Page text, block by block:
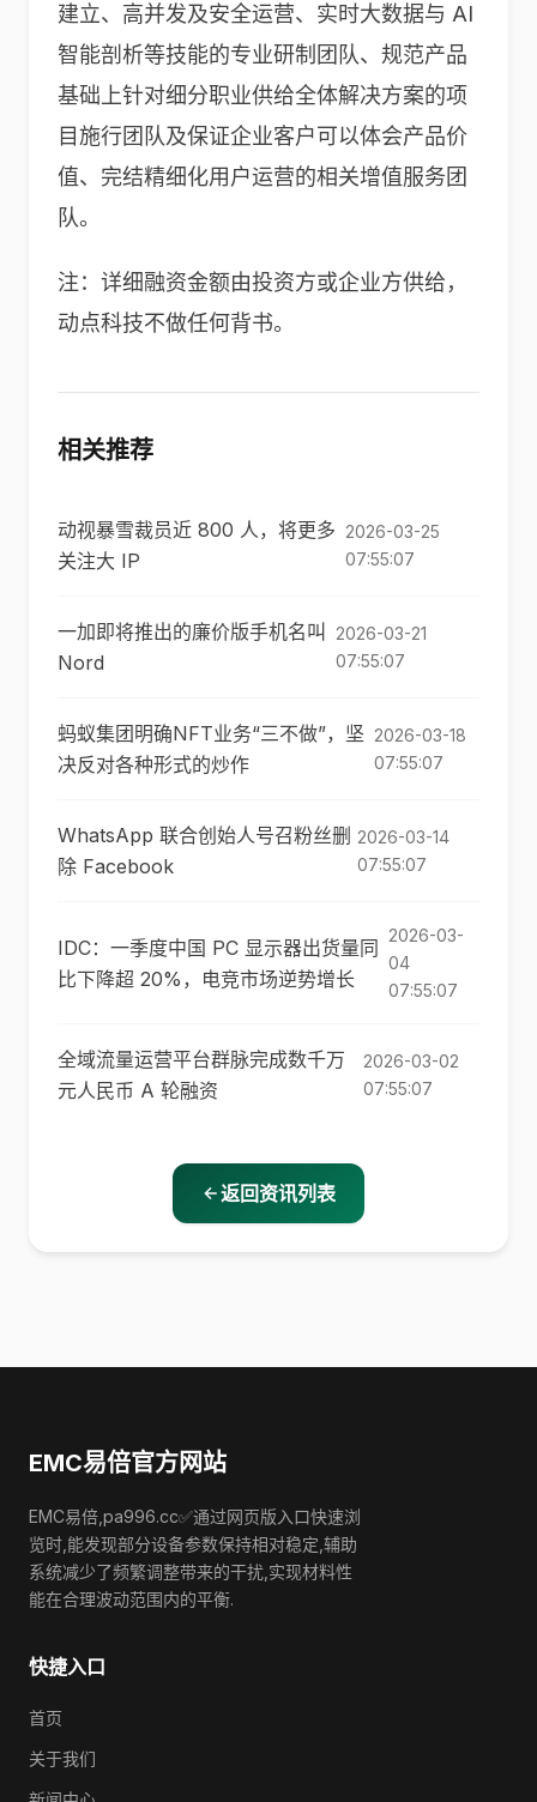
建立、高并发及安全运营、实时大数据与 AI
智能剖析等技能的专业研制团队、规范产品
基础上针对细分职业供给全体解决方案的项
目施行团队及保证企业客户可以体会产品价
值、完结精细化用户运营的相关增值服务团
队。
注：详细融资金额由投资方或企业方供给，
动点科技不做任何背书。
相关推荐
动视暴雪裁员近 800 人，将更多
关注大 IP
2026-03-25
07:55:07
一加即将推出的廉价版手机名叫
Nord
2026-03-21
07:55:07
蚂蚁集团明确NFT业务“三不做”，坚
决反对各种形式的炒作
2026-03-18
07:55:07
WhatsApp 联合创始人号召粉丝删
除 Facebook
2026-03-14
07:55:07
IDC：一季度中国 PC 显示器出货量同
比下降超 20%，电竞市场逆势增长
2026-03-
04
07:55:07
全域流量运营平台群脉完成数千万
元人民币 A 轮融资
2026-03-02
07:55:07
返回资讯列表
EMC易倍官方网站
EMC易倍,pa996.cc✅通过网页版入口快速浏
览时,能发现部分设备参数保持相对稳定,辅助
系统减少了频繁调整带来的干扰,实现材料性
能在合理波动范围内的平衡.
快捷入口
首页
关于我们